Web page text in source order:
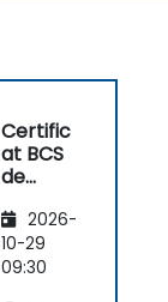
Certific
at BCS
de
n en
Gestion
de
2026-
10-29
09:30